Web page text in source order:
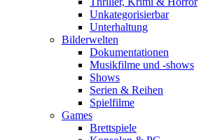
Unkategorisierbar
Unterhaltung
Bilderwelten
Dokumentationen
Musikfilme und -shows
Shows
Serien & Reihen
Spielfilme
Games
Brettspiele